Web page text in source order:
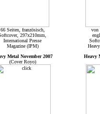
66 Seiten, französisch,
297x210mm,
International Presse
Magazine (IPM)
von
Metal November 2007
(Cover Royo)
Heavy